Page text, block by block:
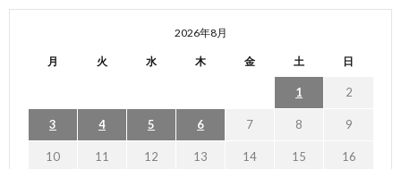
2026年8月
月 火 水 木 金 土 日
1 2
3 4 5 6 7 8 9
10 11 12 13 14 15 16